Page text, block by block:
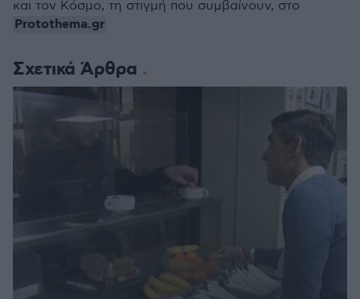
Σχετικά Άρθρα
και τον Κόσμο, τη στιγμή που συμβαίνουν, στο
Protothema.gr